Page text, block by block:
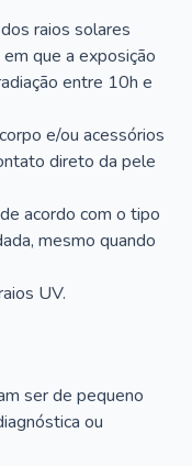
raios solares
que a exposição
entre 10h e
e/ou acessórios
direto da pele
acordo com o tipo
mesmo quando
UV.
ser de pequeno
ou